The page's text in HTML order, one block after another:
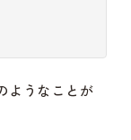
ようなことが